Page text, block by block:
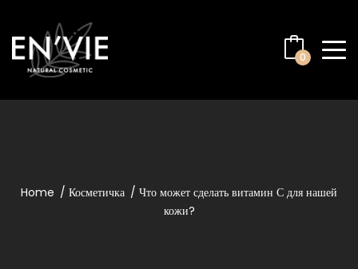
0
Home Косметичка
Что может сделать витамин С для нашей
кожи?